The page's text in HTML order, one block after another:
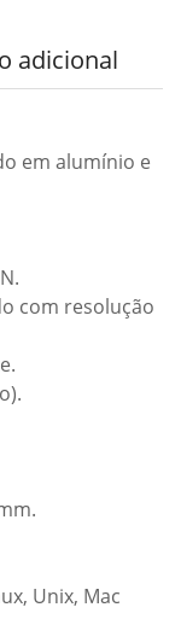
adicional
em alumínio e
com resolução
Unix, Mac